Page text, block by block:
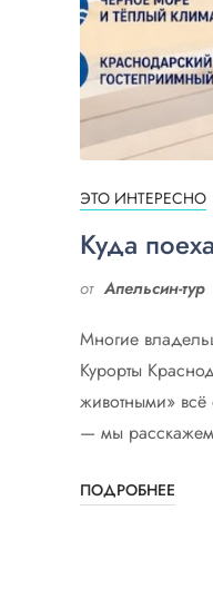
ЭТО ИНТЕРЕСНО
Куда
от Апельсин-тур
Многие
Курорты
животными» всё
— мы расскажем
ПОДРОБНЕЕ